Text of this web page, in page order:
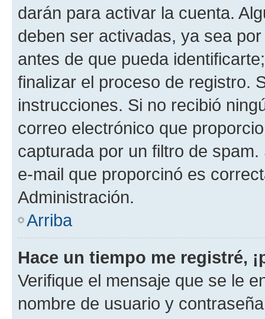
darán para activar la cuenta.
deben ser activadas, ya sea
antes de que pueda
finalizar el proceso de registro.
instrucciones. Si no recibió
correo electrónico que
capturada por un filtro de
e-mail que proporcinó es
Administración.
Arriba
Hace un tiempo me registré,
Verifique el mensaje que se le
nombre de usuario y